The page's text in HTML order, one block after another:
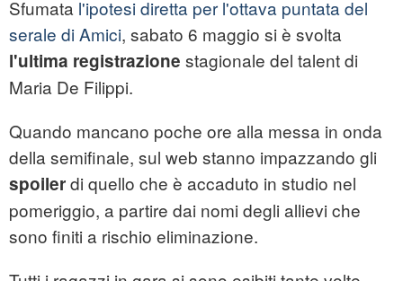
Sfumata l'ipotesi diretta per l'ottava puntata del
serale di Amici, sabato 6 maggio si è svolta
l'ultima registrazione stagionale del talent di
Maria De Filippi.
Quando mancano poche ore alla messa in onda
della semifinale, sul web stanno impazzando gli
spoilerdi quello che è accaduto in studio nel
pomeriggio, a partire dai nomi degli allievi che
sono finiti a rischio eliminazione.